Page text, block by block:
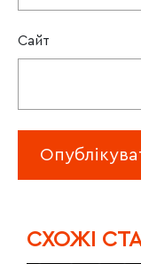
Сайт
CХОЖІ